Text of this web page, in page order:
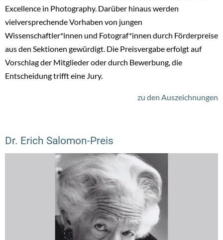
Excellence in Photography. Darüber hinaus werden
vielversprechende Vorhaben von jungen
Wissenschaftler*innen und Fotograf*innen durch Förderpreise
aus den Sektionen gewürdigt. Die Preisvergabe erfolgt auf
Vorschlag der Mitglieder oder durch Bewerbung, die
Entscheidung trifft eine Jury.
zu den Auszeichnungen
Dr. Erich Salomon-Preis